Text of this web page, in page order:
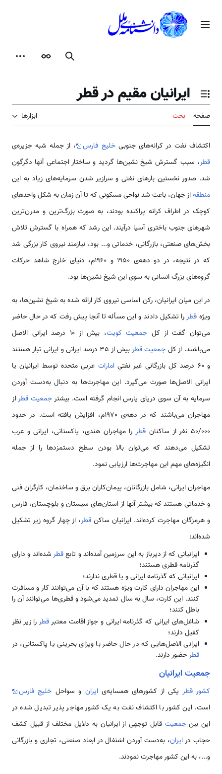
محتوامنوی اصلی
جستجوظاهر
تغییر وضعیت فهرست محتویات
ایرانیان مقیم در قطر
صفحه بحث ابزارها
اكتشاف نفت در کرانه‌های جنوبیخلیج فارس
، از جمله شبه‌ جزیره‌ی
قطر، سبب گسترش شیخ نشین‌ها گردید و ساختار اجتماعی آنها دگرگون
شد. صدور نخستین بارهای نفتی و سرازیر شدن سرمایه‌های زیاد به این
منطقهاز جهان، باعث شد نواحی مسکونی که تا آن زمان به شکل واحدهای
کوچک در اطراف کرانه پراکنده بودند، به صورت بزرگ‌ترین و مدرن‌ترین
شهرهای جنوب باختری آسیا درآیند. این رشد که همراه با گسترش تلاش
بخش‌های صنعتی، بازرگانی، خدماتی و... بود، نیازمند نیروی کار بزرگی شد
که در نتیجه، در دو دهه‌ی 1950 و 1960م، دنیای خارج شاهد حرکات
گروه‌های بزرگ انسانی به سوی این شیخ نشین‌ها بود.
در این میان ایرانیان، رکن اساسی نیروی کار ارائه شده به شیخ نشین‌ها، به
ویژه قطررا تشکیل دادند و این مسأله تا آنجا پیش رفت که در حال حاضر
می‌توان گفت از کل جمعیت کویت
، بیش از 10 درصد ایرانی الاصل
می‌باشند. از کل جمعیت قطر
بیش از 35 درصد ایرانی و ایرانی تبار هستند
و 60 درصد کل بازرگانی غیر نفتی
امارات عربی متحده توسط ایرانیان یا
ایرانی الاصل‌ها صورت می‌گیرد. این مهاجرت‌ها به دنبال به‌دست آوردن
سرمایه به آن سوی دریای پارس انجام گرفته است. بیشترجمعیت قطراز
مهاجران می‌باشند که در دهه‌ی 1970م، افزایش یافته است. در حدود
50/000 نفر از ساکنان
قطررا مهاجران هندی، پاکستانی، ایرانی و عرب
تشکیل می‌دهند که می‌توان بالا بودن سطح دستمزدها را از جمله
انگیزه‌های مهم این مهاجرت‌ها ارزیابی نمود.
مهاجران ایرانی، شامل بازرگانان، پیمان‌کاران برق و ساختمان، کارگران فنی
و خدماتی هستند که بیشتر آنها از استان‌های سیستان و بلوچستان، فارس
و هرمزگان مهاجرت كرده‌اند. ایرانیان ساکن قطر، از چهار گروه زیر تشکیل
شده‌اند:
ایرانیانی که از دیرباز به این سرزمین آمده‌اند و تابعقطرشده‌اند و دارای
گذرنامه قطری هستند؛
ایرانیانی که گذرنامه ایرانی و یا قطری ندارند؛
این مهاجران دارای کارت ویژه هستند که با آن می‌توانند کار و مسافرت
کنند. این کارت، سال به سال تمدید می‌شود و قطری‌ها می‌توانند آن را
باطل کنند؛
شاغل‌های ایرانی که گذرنامه ایرانی و جواز اقامت معتبرقطررا زیر نظر
کفیل دارند؛
ایرانی الاصل‌هایی که در حال حاضر با ویزای بحرینی یا پاکستانی، در
قطرحضور دارند.
جمعیت ایرانیان
کشور قطر یکی از کشورهای همسایه‌یایران و سواحل خلیج فارس
است. این کشور با اکتشاف نفت به یک کشور مهاجر پذیر تبدیل شده در
این بینجمعیت قابل توجهی از ایرانیان به دلایل مختلف از قبیل كشف
حجاب درایران‌، به‌دست آوردن اشتغال در ابعاد صنعتی، تجاری و بازرگانی
و...، به این کشور مهاجرت نمودند.